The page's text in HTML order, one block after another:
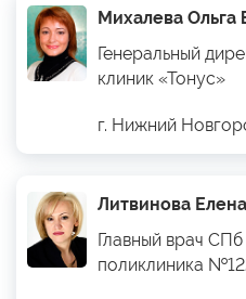
Михалева Ольга
Генеральный
клиник «Тонус»
г. Нижний
Литвинова
Главный врач
поликлиника